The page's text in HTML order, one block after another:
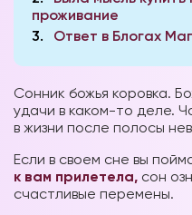
проживание
3
Ответ в Блогах
Сонник божья коровка.
удачи в каком-то деле.
в жизни после полосы
Если в своем сне вы
к вам прилетела, сон
счастливые перемены.